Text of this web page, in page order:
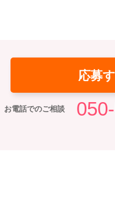
応募
お電話でのご相談